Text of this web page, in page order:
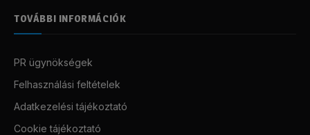
TOVÁBBI INFORMÁCIÓK
PR ügynökségek
Felhasználási feltételek
Adatkezelési tájékoztató
Cookie tájékoztató